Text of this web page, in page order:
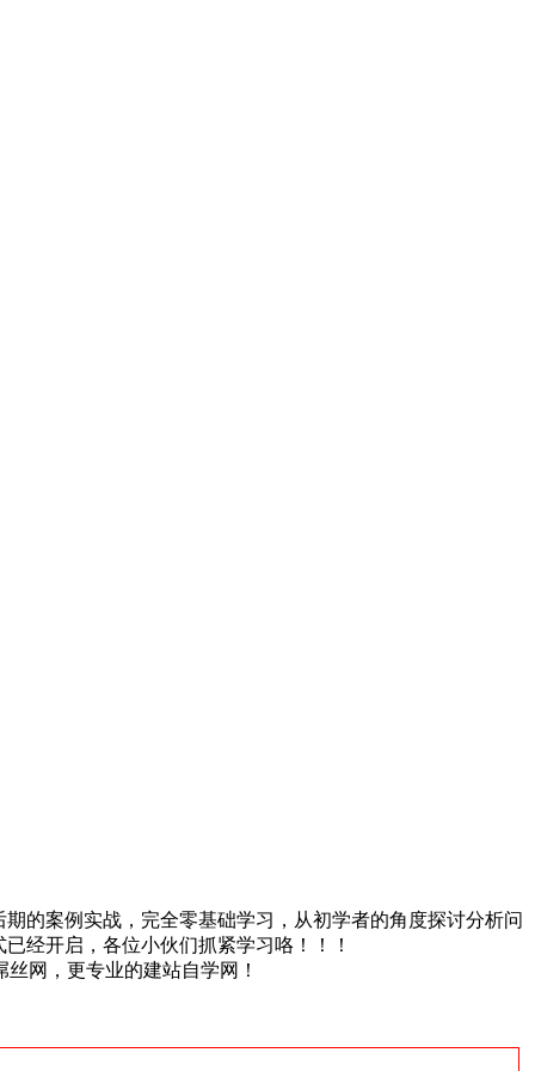
的案例实战，完全零基础学习，从初学者的角度探讨分析问
经开启，各位小伙们抓紧学习咯！！！
网，更专业的建站自学网！